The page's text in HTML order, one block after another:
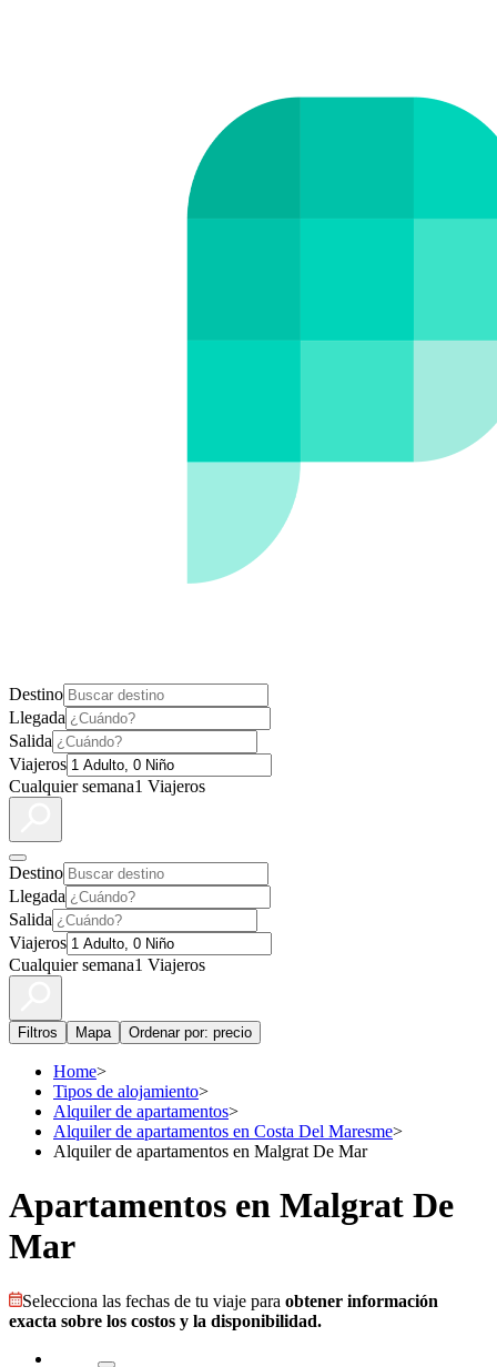
Destino
Llegada
Salida
Viajeros
Cualquier semana1 Viajeros
Destino
Llegada
Salida
Viajeros
Cualquier semana1 Viajeros
Filtros Mapa Ordenar por: precio
Home>
Tipos de alojamiento>
Alquiler de apartamentos>
Alquiler de apartamentos en Costa Del Maresme>
Alquiler de apartamentos en Malgrat De Mar
Apartamentos en Malgrat De
Mar
Selecciona las fechas de tu viaje para obtener información
exacta sobre los costos y la disponibilidad.